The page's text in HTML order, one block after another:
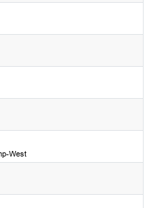
West